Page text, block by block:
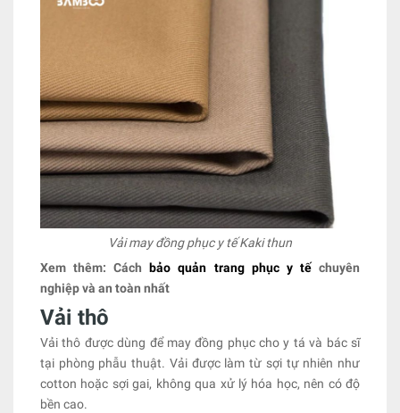
Vải may đồng phục y tế Kaki thun
Xem thêm: Cáchbảo quản trang phục y tếchuyên
nghiệp và an toàn nhất
Vải thô
Vải thô được dùng để may đồng phục cho y tá và bác sĩ
tại phòng phẫu thuật. Vải được làm từ sợi tự nhiên như
cotton hoặc sợi gai, không qua xử lý hóa học, nên có độ
bền cao.